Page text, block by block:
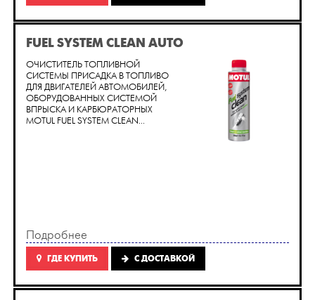
FUEL SYSTEM CLEAN AUTO
ОЧИСТИТЕЛЬ ТОПЛИВНОЙ
СИСТЕМЫ ПРИСАДКА В ТОПЛИВО
ДЛЯ ДВИГАТЕЛЕЙ АВТОМОБИЛЕЙ,
ОБОРУДОВАННЫХ СИСТЕМОЙ
ВПРЫСКА И КАРБЮРАТОРНЫХ
MOTUL FUEL SYSTEM CLEAN...
Подробнее
ГДЕ КУПИТЬ C ДОСТАВКОЙ